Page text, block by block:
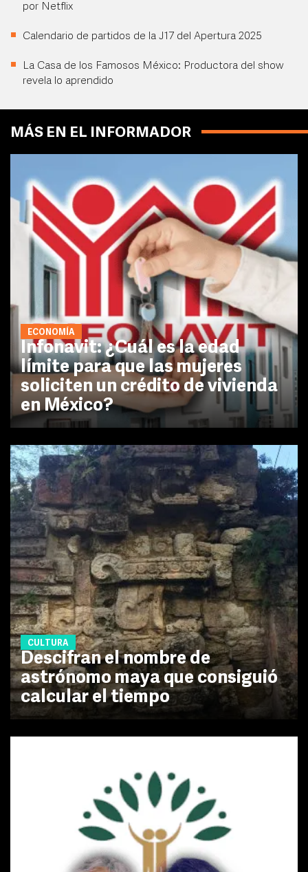
por Netflix
Calendario de partidos de la J17 del Apertura 2025
La Casa de los Famosos México: Productora del show
revela lo aprendido
MÁS EN EL INFORMADOR
ECONOMÍA
Infonavit: ¿Cuál es la edad
límite para que las mujeres
soliciten un crédito de vivienda
en México?
CULTURA
Descifran el nombre de
astrónomo maya que consiguió
calcular el tiempo